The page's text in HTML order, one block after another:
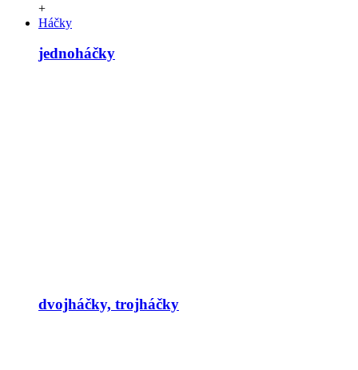
+
Háčky
jednoháčky
dvojháčky, trojháčky